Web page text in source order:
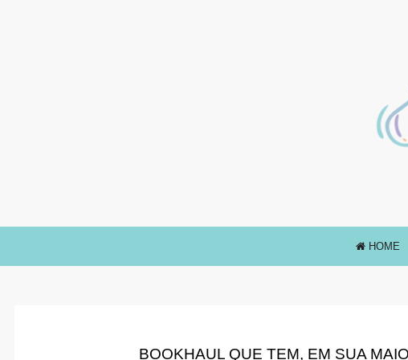
HOME
BOOKHAUL QUE TEM, EM SUA